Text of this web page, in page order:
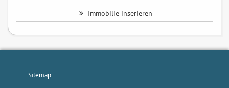
Immobilie inserieren
Sitemap